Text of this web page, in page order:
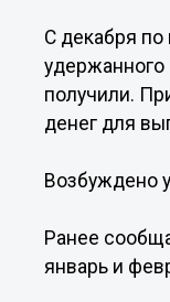
С декабря по
получили.
денег для
Возбуждено
Ранее
январь и